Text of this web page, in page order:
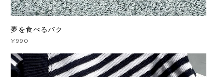
夢を食べるバク
¥990